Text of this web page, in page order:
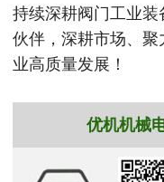
持续深耕阀门工业
伙伴，深耕市场、
业高质量发展！
优机机械